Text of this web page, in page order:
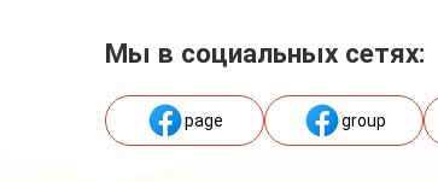
Мы в социальных сетях:
page group